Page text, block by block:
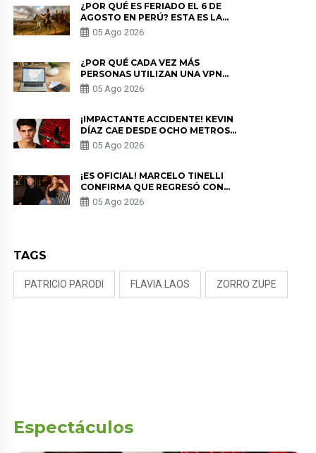
¿POR QUÉ ES FERIADO EL 6 DE
AGOSTO EN PERÚ? ESTA ES LA
HISTORIA
05 Ago 2026
¿POR QUÉ CADA VEZ MÁS
PERSONAS UTILIZAN UNA VPN
PARA PROTEGER SU
PRIVACIDAD?
05 Ago 2026
¡IMPACTANTE ACCIDENTE! KEVIN
DÍAZ CAE DESDE OCHO METROS
EN “ESTO ES GUERRA” Y GENERA
PREOCUPACIÓN
05 Ago 2026
¡ES OFICIAL! MARCELO TINELLI
CONFIRMA QUE REGRESÓ CON
MILETT FIGUEROA: “EL AMOR
PUDO MÁS”
05 Ago 2026
TAGS
PATRICIO PARODI FLAVIA LAOS ZORRO ZUPE
Espectáculos